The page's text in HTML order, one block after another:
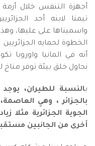
أجهزة التنفس خلال
تيمنا لابنه أحد
واسميناها على عليها،
الخطوة لحمايه
أنه في المانيا واوروبا
نحاول خلق بيئة توفر مناخ
بالنسبة للطيران،
بالجزائر ، وهي
الجوية الجزائرية مثلا
أخرى من الجانبين